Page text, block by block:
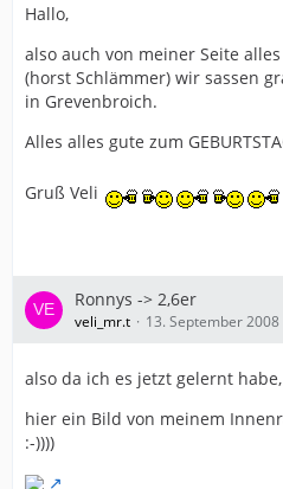
Hallo,
also auch von meiner Seite
(horst Schlämmer) wir sassen
in Grevenbroich.
Alles alles gute zum
Gruß Veli
Ronnys -> 2,6er
veli_mr.t 13. September
also da ich es jetzt gelernt
hier ein Bild von meinem
:-))))